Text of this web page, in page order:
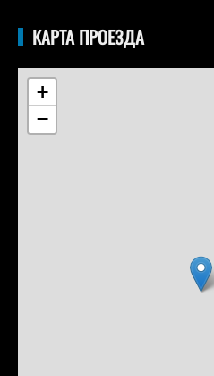
КАРТА ПРОЕЗДА
+
−